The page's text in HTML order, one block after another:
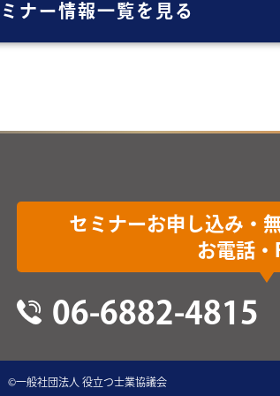
ナー情報一覧を見る
セミナーお申し込み・
お電話・
06-6882-4815
©一般社団法人 役立つ士業協議会